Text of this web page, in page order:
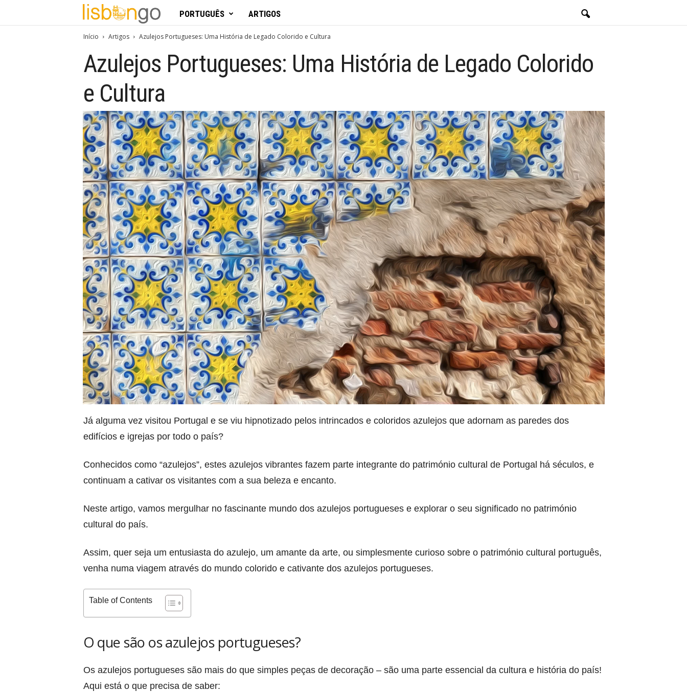
i
s
n
G
o
PORTUGUÊS ARTIGOS
Início Artigos Azulejos Portugueses: Uma História de Legado Colorido e Cultura
Azulejos Portugueses: Uma História de Legado Colorido
e Cultura
Já alguma vez visitou Portugal e se viu hipnotizado pelos intrincados e coloridos azulejos que adornam as paredes dos
edifícios e igrejas por todo o país?
Conhecidos como “azulejos”, estes azulejos vibrantes fazem parte integrante do património cultural de Portugal há séculos, e
continuam a cativar os visitantes com a sua beleza e encanto.
Neste artigo, vamos mergulhar no fascinante mundo dos azulejos portugueses e explorar o seu significado no património
cultural do país.
Assim, quer seja um entusiasta do azulejo, um amante da arte, ou simplesmente curioso sobre o património cultural português,
venha numa viagem através do mundo colorido e cativante dos azulejos portugueses.
Table of Contents
O que são os azulejos portugueses?
Os azulejos portugueses são mais do que simples peças de decoração – são uma parte essencial da cultura e história do país!
Aqui está o que precisa de saber: